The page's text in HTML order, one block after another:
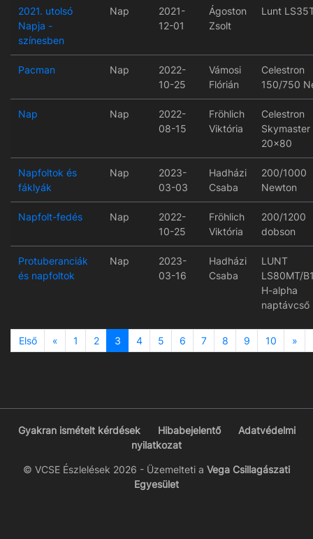
2021. utolsó
Napja -
színesben
Nap
2021-
12-01
Ágoston
Zsolt
Lunt
Pacman Nap
2022-
10-25
Vámosi
Flórián
Celestron
150/750
Nap Nap
2022-
08-15
Fröhlich
Viktória
Celestron
Skymaster
20x80
Napfoltok és
fáklyák
Nap
2023-
03-03
Hadházi
Csaba
200/1000
Newton
Napfolt-fedés Nap
2022-
10-25
Fröhlich
Viktória
200/1200
dobson
Protuberanciák
és napfoltok
Nap
2023-
03-16
Hadházi
Csaba
LUNT
LS80MT/
H-alpha
naptávcső
Első «Previous
1 2 3 4 5 6 7 8 9 10 »
Gyakran ismételt kérdések Hibabejelentő
Adatvédelmi
nyilatkozat
© VCSE Észlelések 2026 - Üzemelteti a Vega Csillagászati
Egyesület